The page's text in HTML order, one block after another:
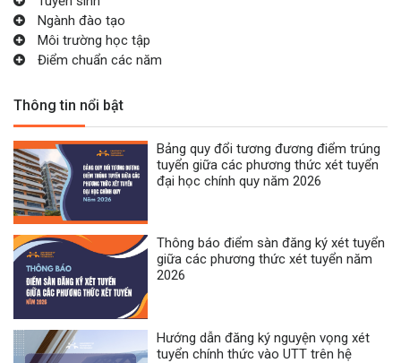
Ngành đào tạo
Môi trường học tập
Điểm chuẩn các năm
Thông tin nổi bật
Bảng quy đổi tương đương điểm trúng
tuyển giữa các phương thức xét tuyển
đại học chính quy năm 2026
Thông báo điểm sàn đăng ký xét tuyển
giữa các phương thức xét tuyển năm
2026
Hướng dẫn đăng ký nguyện vọng xét
tuyển chính thức vào UTT trên hệ